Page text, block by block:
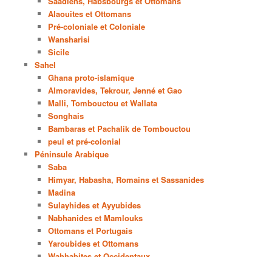
Alaouites et Ottomans
Pré-coloniale et Coloniale
Wansharisi
Sicile
Sahel
Ghana proto-islamique
Almoravides, Tekrour, Jenné et Gao
Malli, Tombouctou et Wallata
Songhais
Bambaras et Pachalik de Tombouctou
peul et pré-colonial
Péninsule Arabique
Saba
Himyar, Habasha, Romains et Sassanides
Madina
Sulayhides et Ayyubides
Nabhanides et Mamlouks
Ottomans et Portugais
Yaroubides et Ottomans